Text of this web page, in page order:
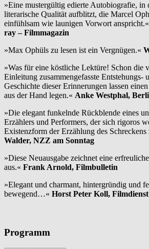
»Eine mustergültig edierte Autobiografie, in
literarische Qualität aufblitzt, die Marcel
einfühlsam wie launigen Vorwort anspricht.«
ray – Filmmagazin
»Max Ophüls zu lesen ist ein Vergnügen.«
»Was für eine köstliche Lektüre! Schon die
Einleitung zusammengefasste Entstehungs-
Geschichte dieser Erinnerungen lassen
aus der Hand legen.« Anke Westphal,
»Die elegant funkelnde Rückblende eines
Erzählers und Performers, der sich rigoros
Existenzform der Erzählung des Schreckens
Walder, NZZ am Sonntag
»Diese Neuausgabe zeichnet eine
aus.« Frank Arnold, Filmbulletin
»Elegant und charmant, hintergründig und
bewegend…« Horst Peter Koll, Filmdienst
Programm